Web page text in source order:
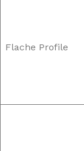
Flache Profile